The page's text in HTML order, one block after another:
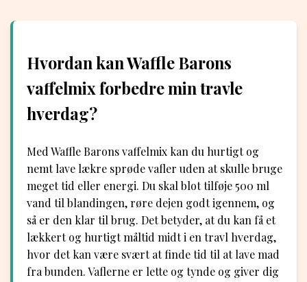
Hvordan kan Waffle Barons
vaffelmix forbedre min travle
hverdag?
Med Waffle Barons vaffelmix kan du hurtigt og
nemt lave lækre sprøde vafler uden at skulle bruge
meget tid eller energi. Du skal blot tilføje 500 ml
vand til blandingen, røre dejen godt igennem, og
så er den klar til brug. Det betyder, at du kan få et
lækkert og hurtigt måltid midt i en travl hverdag,
hvor det kan være svært at finde tid til at lave mad
fra bunden. Vaflerne er lette og tynde og giver dig